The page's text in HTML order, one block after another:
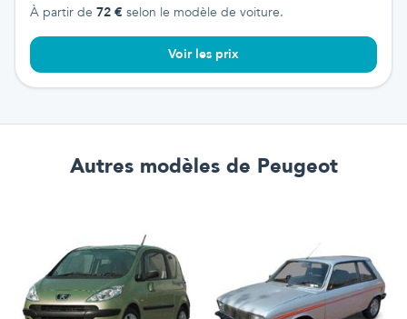
À partir de 72 € selon le modèle de voiture.
Voir les prix
Autres modèles de Peugeot